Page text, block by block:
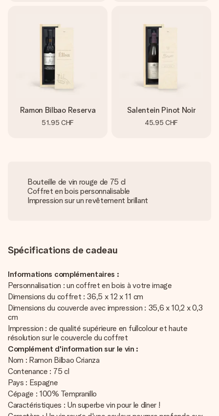
Ramon Bilbao Reserva
51.95 CHF
Salentein Pinot Noir
45.95 CHF
Bouteille de vin rouge de 75 cl
Coffret en bois personnalisable
Impression sur un revêtement brillant
Spécifications de cadeau
Informations complémentaires :
Personnalisation : un coffret en bois à votre image
Dimensions du coffret : 36,5 x 12 x 11 cm
Dimensions du couvercle avec impression : 35,6 x 10,2 x 0,3
cm
Impression : de qualité supérieure en fullcolour et haute
résolution sur le couvercle du coffret
Complément d'information sur le vin :
Nom : Ramon Bilbao Crianza
Contenance : 75 cl
Pays : Espagne
Cépage : 100% Tempranillo
Caractéristiques : Un superbe vin pour le dîner !